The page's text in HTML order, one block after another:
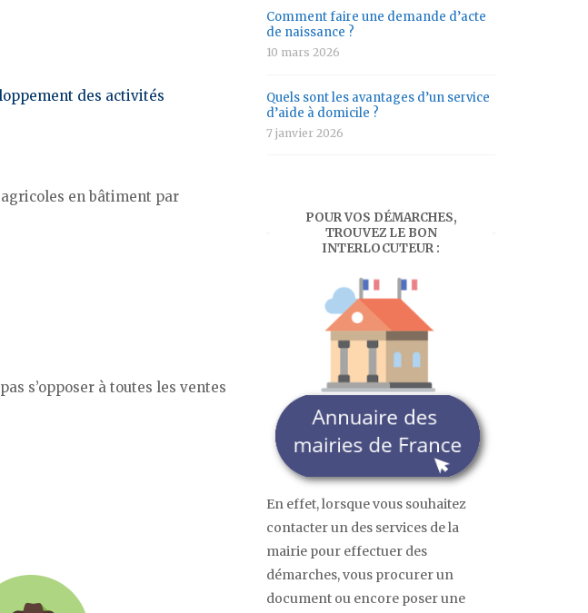
des activités
en bâtiment par
s’opposer à toutes les ventes
Comment faire une demande d’acte
de naissance ?
10 mars 2026
Quels sont les avantages d’un service
d’aide à domicile ?
7 janvier 2026
POUR VOS DÉMARCHES,
TROUVEZ LE BON
INTERLOCUTEUR :
En effet, lorsque vous souhaitez
contacter un des services de la
mairie pour effectuer des
démarches, vous procurer un
document ou encore poser une